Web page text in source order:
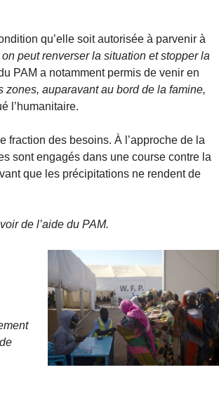
qu’elle soit autorisée à parvenir à
peut renverser la situation et stopper la
PAM a notamment permis de venir en
zones, auparavant au bord de la famine,
l’humanitaire.
fraction des besoins. À l’approche de la
sont engagés dans une course contre la
que les précipitations ne rendent de
de l’aide du PAM.